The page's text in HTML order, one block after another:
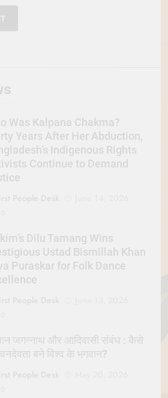
Was Kalpana Chakma?
Years After Her Abduction,
Indigenous Rights
Continue to Demand
Dilu Tamang Wins
Ustad Bismillah Khan
Puraskar for Folk Dance
जगन्नाथ और आदिवासी संबंध : कैसे
बने विश्व के भगवान?